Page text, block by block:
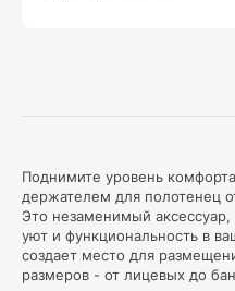
Поднимите уровень
держателем для полотенец
Это незаменимый
уют и функциональность в
создает место для
размеров - от лицевых до